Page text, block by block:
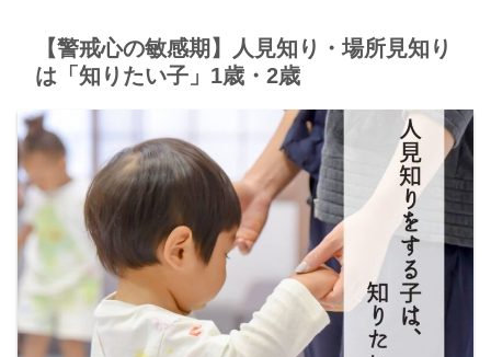
【警戒心の敏感期】人見知り・場所見知り
は「知りたい子」1歳・2歳